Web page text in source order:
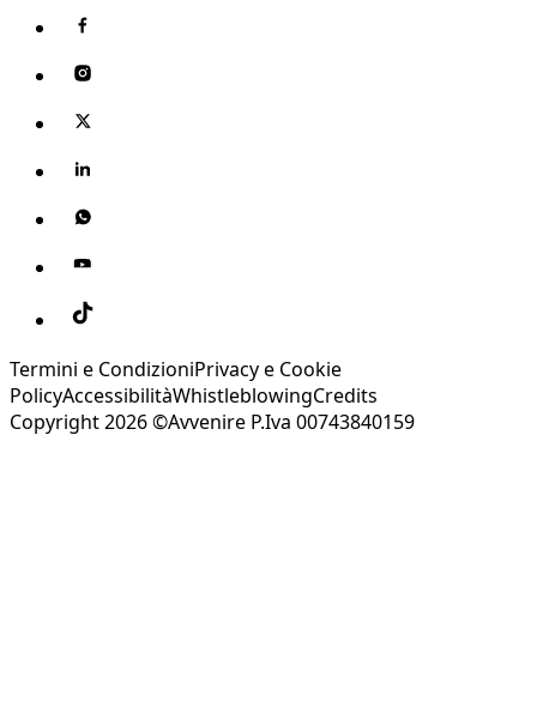
Termini e CondizioniPrivacy e Cookie
PolicyAccessibilitàWhistleblowingCredits
Copyright 2026 ©Avvenire P.Iva 00743840159